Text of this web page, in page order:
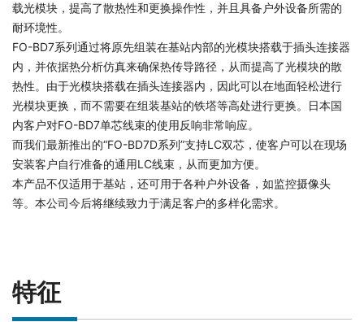
载光模块，提高了散热性和更换操作性，并且具备户外设备所需的
耐环境性。
FO-BD7系列通过将原先组装在基站内部的光模块搭载于插头连接器
内，并依据热分析仿真来确保热传导路径，从而提高了光模块的散
热性。由于光模块搭载在插头连接器内，因此可以在地面轻松进行
光模块更换，而不需要在组装基站的铁塔等高处进行更换。日本国
内客户对FO-BD7单芯线束的使用反响非常响应。
而我们最新推出的“FO-BD7D系列”支持LC双芯，使客户可以在现场
安装客户自行准备的通用LC线束，从而更加方便。
本产品不仅适用于基站，还可用于各种户外设备，如监控摄像头
等。本公司今后将继续致力于满足客户的多样化需求。
特征